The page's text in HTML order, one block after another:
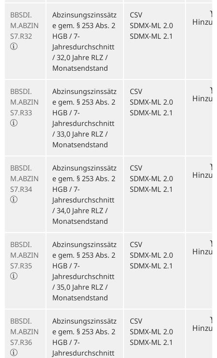
BBSDI.
M.ABZIN
S7.R32
Abzinsungszinssätz
e gem. § 253 Abs. 2
HGB / 7-
Jahresdurchschnitt
/ 32,0 Jahre RLZ /
Monatsendstand
CSV
SDMX-ML 2.0
SDMX-ML 2.1
BBSDI.
M.ABZIN
S7.R33
Abzinsungszinssätz
e gem. § 253 Abs. 2
HGB / 7-
Jahresdurchschnitt
/ 33,0 Jahre RLZ /
Monatsendstand
CSV
SDMX-ML 2.0
SDMX-ML 2.1
BBSDI.
M.ABZIN
S7.R34
Abzinsungszinssätz
e gem. § 253 Abs. 2
HGB / 7-
Jahresdurchschnitt
/ 34,0 Jahre RLZ /
Monatsendstand
CSV
SDMX-ML 2.0
SDMX-ML 2.1
BBSDI.
M.ABZIN
S7.R35
Abzinsungszinssätz
e gem. § 253 Abs. 2
HGB / 7-
Jahresdurchschnitt
/ 35,0 Jahre RLZ /
Monatsendstand
CSV
SDMX-ML 2.0
SDMX-ML 2.1
BBSDI.
M.ABZIN
S7.R36
Abzinsungszinssätz
e gem. § 253 Abs. 2
HGB / 7-
Jahresdurchschnitt
CSV
SDMX-ML 2.0
SDMX-ML 2.1